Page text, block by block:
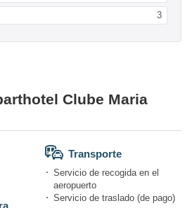
3
Clube Maria
Transporte
Servicio de recogida en el
aeropuerto
Servicio de traslado (de pago)